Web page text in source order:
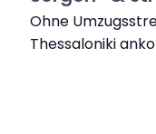
Ohne
Thessaloniki